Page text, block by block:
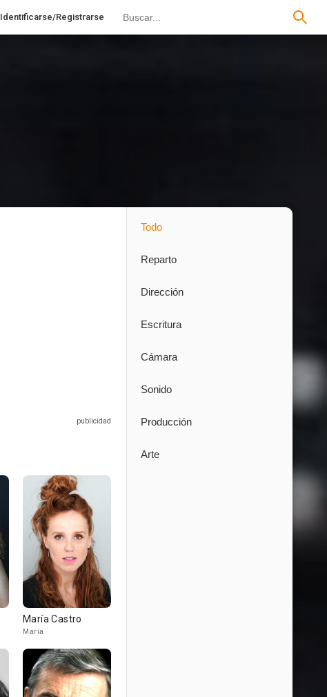
Identificarse/Registrarse
María Castro
María
Todo
Reparto
Dirección
Escritura
Cámara
Sonido
Producción
Arte